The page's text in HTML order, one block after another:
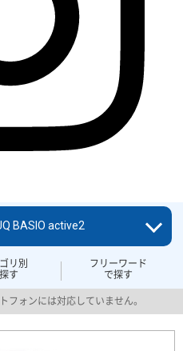
リ別
す
フリーワード
で探す
BASIO active2
フォンには対応していません。